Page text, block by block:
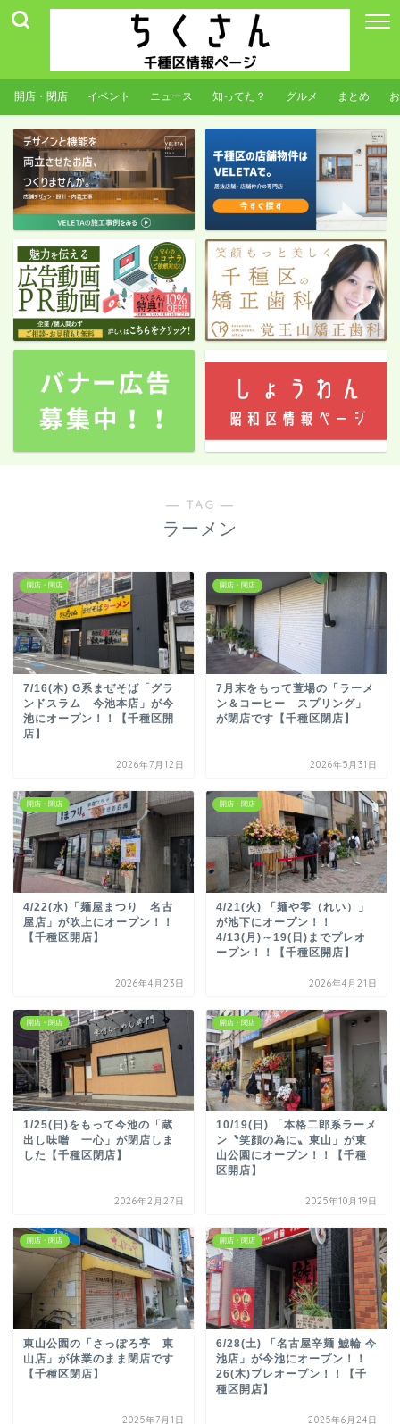
開店・閉店 イベント ニュース 知ってた？ グルメ まとめ
― TAG ―
ラーメン
開店・閉店
7/16(木) G系まぜそば「グラ
ンドスラム 今池本店」が今
池にオープン！！【千種区開
店】
2026年7月12日
開店・閉店
7月末をもって萱場の「ラーメ
ン＆コーヒー スプリング」
が閉店です【千種区閉店】
2026年5月31日
開店・閉店
4/22(水)「麺屋まつり 名古
屋店」が吹上にオープン！！
【千種区開店】
2026年4月23日
開店・閉店
4/21(火) 「麺や零（れい）」
が池下にオープン！！
4/13(月)～19(日)までプレオ
ープン！！【千種区開店】
2026年4月21日
開店・閉店
1/25(日)をもって今池の「蔵
出し味噌 一心」が閉店しま
した【千種区閉店】
2026年2月27日
開店・閉店
10/19(日) 「本格二郎系ラーメ
ン〝笑顔の為に〟東山」が東
山公園にオープン！！【千種
区開店】
2025年10月19日
開店・閉店
東山公園の「さっぽろ亭 東
山店」が休業のまま閉店です
【千種区閉店】
2025年7月1日
開店・閉店
6/28(土) 「名古屋辛麺 鯱輪 今
池店」が今池にオープン！！
26(木)プレオープン！！【千
種区開店】
2025年6月24日